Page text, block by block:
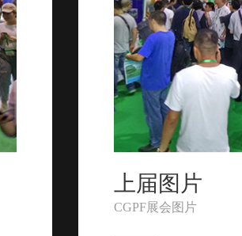
上届图片
CGPF展会图片